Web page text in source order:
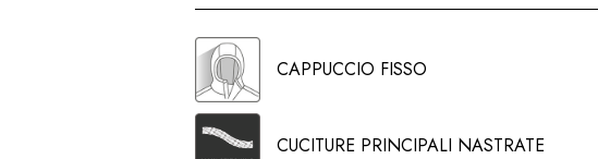
CAPPUCCIO FISSO
CUCITURE PRINCIPALI NASTRATE